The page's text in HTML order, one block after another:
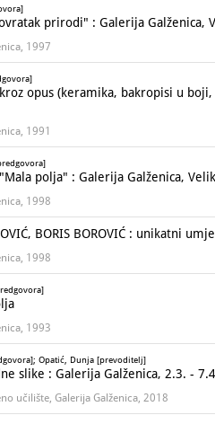
prirodi" : Galerija
1997
kroz opus (keramika, bakropisi u
1991
"Mala polja" : Galerija Galženica,
1998
BORIS BOROVIĆ : unikatni
1998
1993
Opatić, Dunja [prevoditelj]
slike : Galerija Galženica, 2.3. -
učilište, Galerija Galženica, 2018